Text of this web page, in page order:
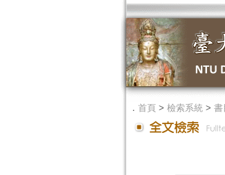
． 首頁> 檢索系統> 書